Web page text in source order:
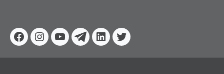
Facebook
Instagram
YoutubeTelegram
Linkedin
Twitter